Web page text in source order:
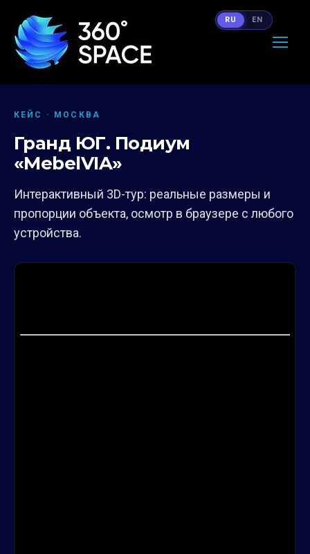
КЕЙС · МОСКВА
Гранд ЮГ. Подиум
«MebelVIA»
Интерактивный 3D-тур: реальные размеры и
пропорции объекта, осмотр в браузере с любого
устройства.
RU EN